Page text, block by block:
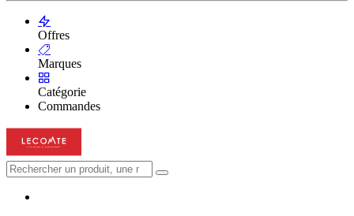
Offres
Marques
Catégorie
Commandes